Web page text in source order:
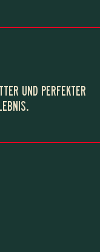
UND PERFEKTER